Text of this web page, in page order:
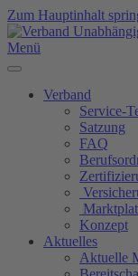
Zum Hauptinhalt
Menü
Verband
Service-
Satzung
FAQ
Konzept
Aktuelles
Aktuelle